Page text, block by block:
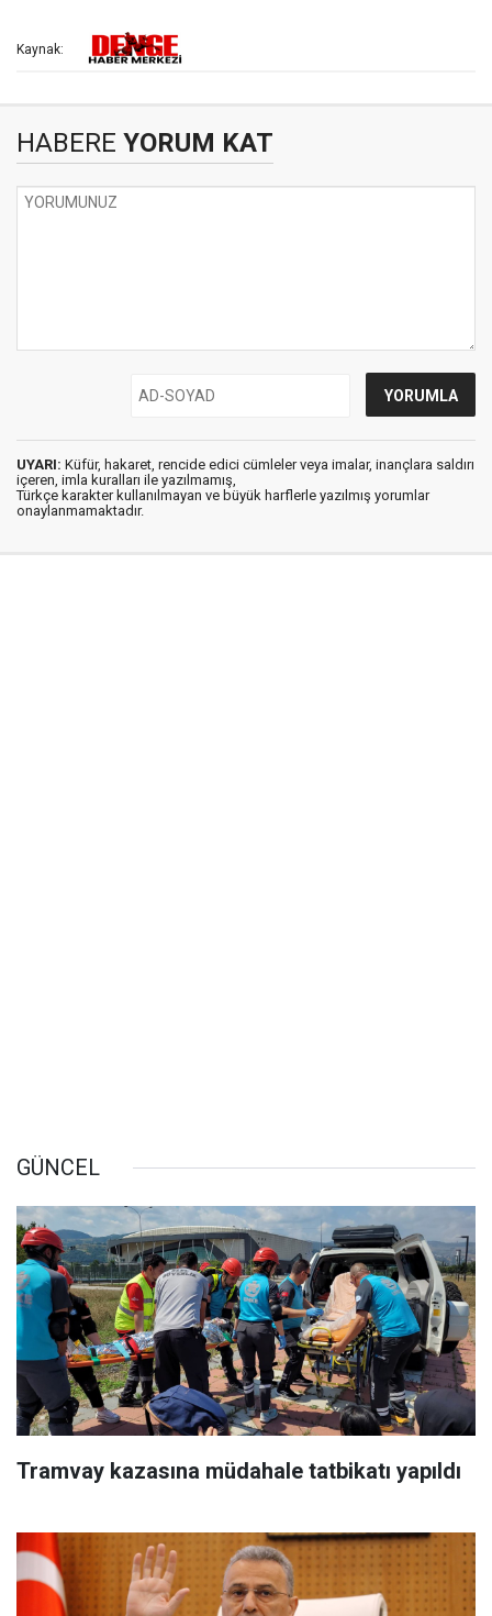
Kaynak:
HABERE YORUM KAT
UYARI: Küfür, hakaret, rencide edici cümleler veya imalar, inançlara saldırı
içeren, imla kuralları ile yazılmamış,
Türkçe karakter kullanılmayan ve büyük harflerle yazılmış yorumlar
onaylanmamaktadır.
GÜNCEL
Tramvay kazasına müdahale tatbikatı yapıldı